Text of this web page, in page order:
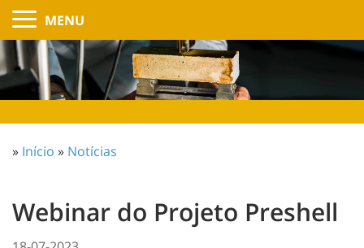
MENU
» Início » Notícias
Webinar do Projeto Preshell